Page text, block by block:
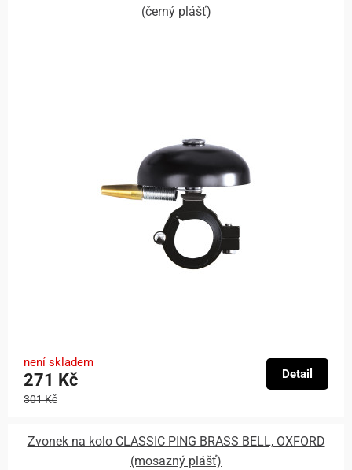
(černý plášť)
není skladem
271 Kč
301 Kč
Detail
Zvonek na kolo CLASSIC PING BRASS BELL, OXFORD
(mosazný plášť)